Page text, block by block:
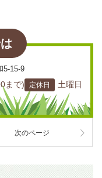
5-15-9
まで) 定休日 土曜日
次のページ